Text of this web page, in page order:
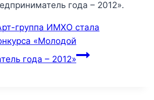
года – 2012».
группа ИМХО стала
«Молодой
года – 2012»